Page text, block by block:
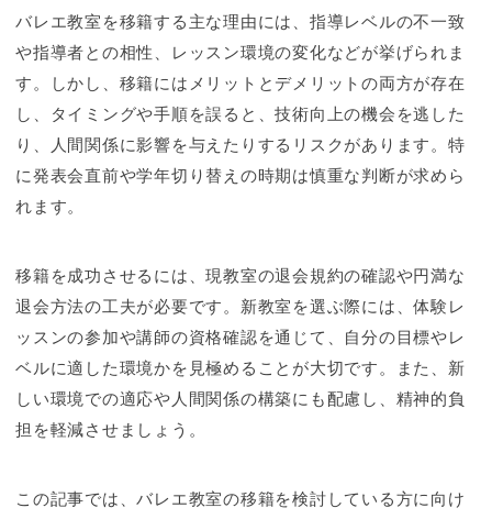
バレエ教室を移籍する主な理由には、指導レベルの不一致
や指導者との相性、レッスン環境の変化などが挙げられま
す。しかし、移籍にはメリットとデメリットの両方が存在
し、タイミングや手順を誤ると、技術向上の機会を逃した
り、人間関係に影響を与えたりするリスクがあります。特
に発表会直前や学年切り替えの時期は慎重な判断が求めら
れます。
移籍を成功させるには、現教室の退会規約の確認や円満な
退会方法の工夫が必要です。新教室を選ぶ際には、体験レ
ッスンの参加や講師の資格確認を通じて、自分の目標やレ
ベルに適した環境かを見極めることが大切です。また、新
しい環境での適応や人間関係の構築にも配慮し、精神的負
担を軽減させましょう。
この記事では、バレエ教室の移籍を検討している方に向け